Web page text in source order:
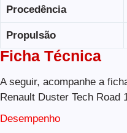
Procedência
Propulsão
Ficha Técnica
A seguir, acompanhe a
Renault Duster Tech Road
Desempenho